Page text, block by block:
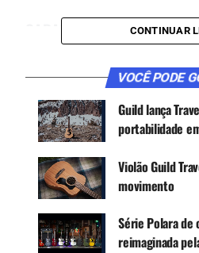
CARACTERÍSTICAS
mogno sólido, com laterais
Modelos disponíveis nos
dreadnought
Detalhes em encadernação
tartaruga preta
Escala e ponte de jacarandá
Acabamento acetinado
para maior ressonância
CONTINUAR
VOCÊ PODE
Guild lança
portabilidade
Violão Guild
movimento
Série Polara de
reimaginada